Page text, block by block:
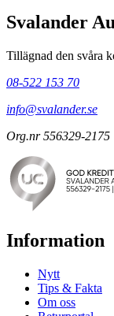
Svalander
Tillägnad den svåra
08-522 153 70
info@svalander.se
Org.nr 556329-2175
Information
Nytt
Tips & Fakta
Om oss